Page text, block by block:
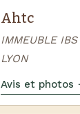
Ahtc
IMMEUBLE
LYON
Avis et photos